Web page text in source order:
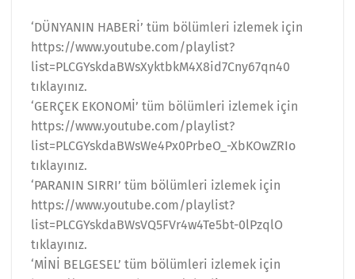
‘DÜNYANIN HABERİ’ tüm bölümleri izlemek için
https://www.youtube.com/playlist?
list=PLCGYskdaBWsXyktbkM4X8id7Cny67qn40
tıklayınız.
‘GERÇEK EKONOMİ’ tüm bölümleri izlemek için
https://www.youtube.com/playlist?
list=PLCGYskdaBWsWe4Px0PrbeO_-XbKOwZRIo
tıklayınız.
‘PARANIN SIRRI’ tüm bölümleri izlemek için
https://www.youtube.com/playlist?
list=PLCGYskdaBWsVQ5FVr4w4Te5bt-0lPzqlO
tıklayınız.
‘MİNİ BELGESEL’ tüm bölümleri izlemek için